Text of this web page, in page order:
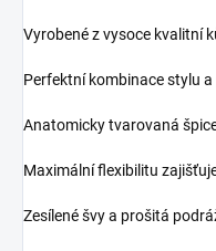
Vyrobené z vysoce kvalitní
Perfektní kombinace stylu
Anatomicky tvarovaná
Maximální flexibilitu
Zesílené švy a prošitá